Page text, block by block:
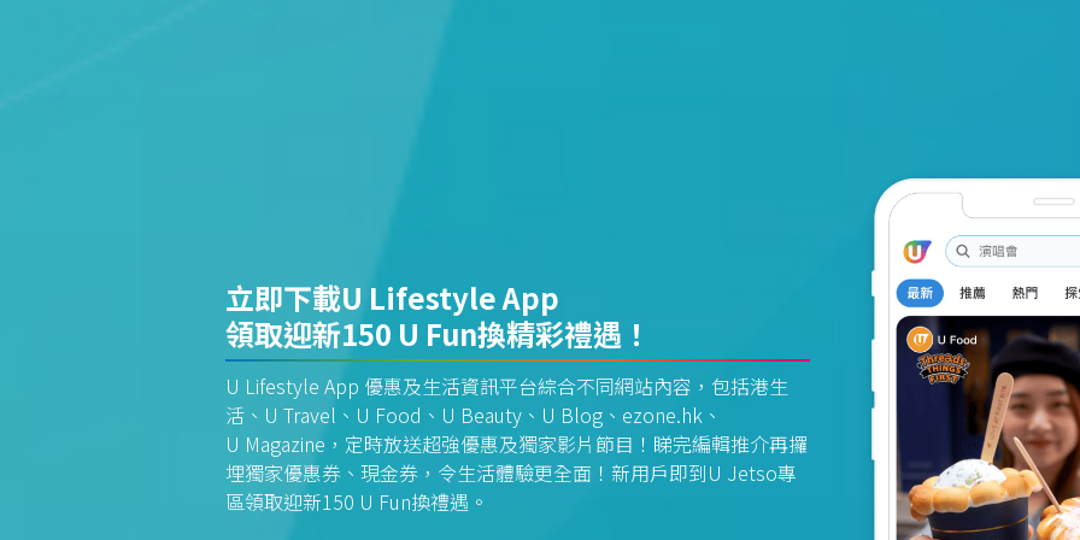
立即下載U Lifestyle App
領取迎新150 U Fun換精彩禮遇！
U Lifestyle App 優惠及生活資訊平台綜合不同網站內容，包括港生
活、U Travel、U Food、U Beauty、U Blog、ezone.hk、
U Magazine，定時放送超強優惠及獨家影片節目！睇完編輯推介再攞
埋獨家優惠券、現金券，令生活體驗更全面！新用戶即到U Jetso專
區領取迎新150 U Fun換禮遇。